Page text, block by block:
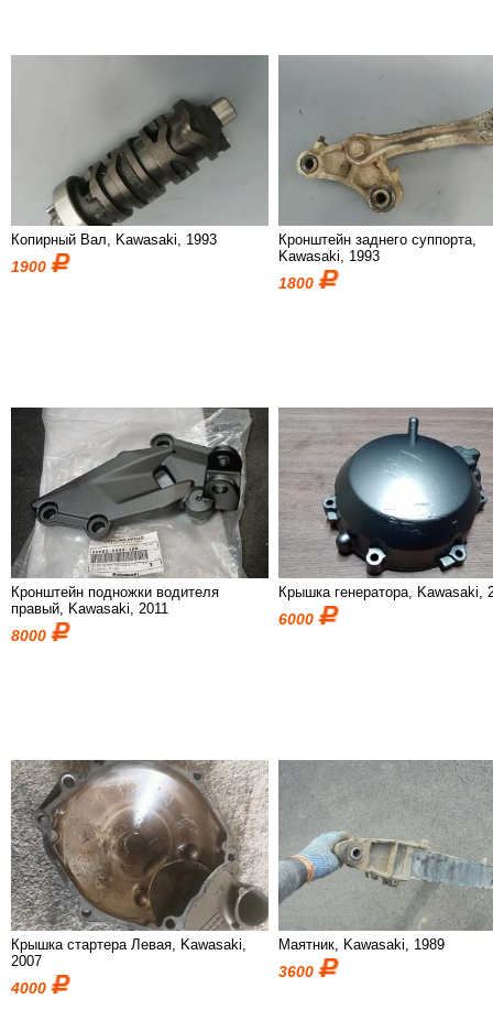
Копирный Вал, Kawasaki, 1993
1900
Кронштейн заднего суппорта,
Kawasaki, 1993
1800
Кронштейн подножки водителя
правый, Kawasaki, 2011
8000
Крышка генератора, Kawasaki,
6000
Крышка стартера Левая, Kawasaki,
2007
4000
Маятник, Kawasaki, 1989
3600